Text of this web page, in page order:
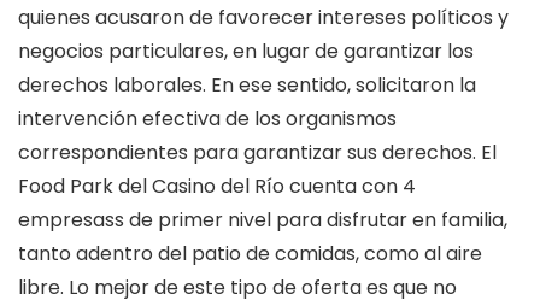
quienes acusaron de favorecer intereses políticos y
negocios particulares, en lugar de garantizar los
derechos laborales. En ese sentido, solicitaron la
intervención efectiva de los organismos
correspondientes para garantizar sus derechos. El
Food Park del Casino del Río cuenta con 4
empresass de primer nivel para disfrutar en familia,
tanto adentro del patio de comidas, como al aire
libre. Lo mejor de este tipo de oferta es que no